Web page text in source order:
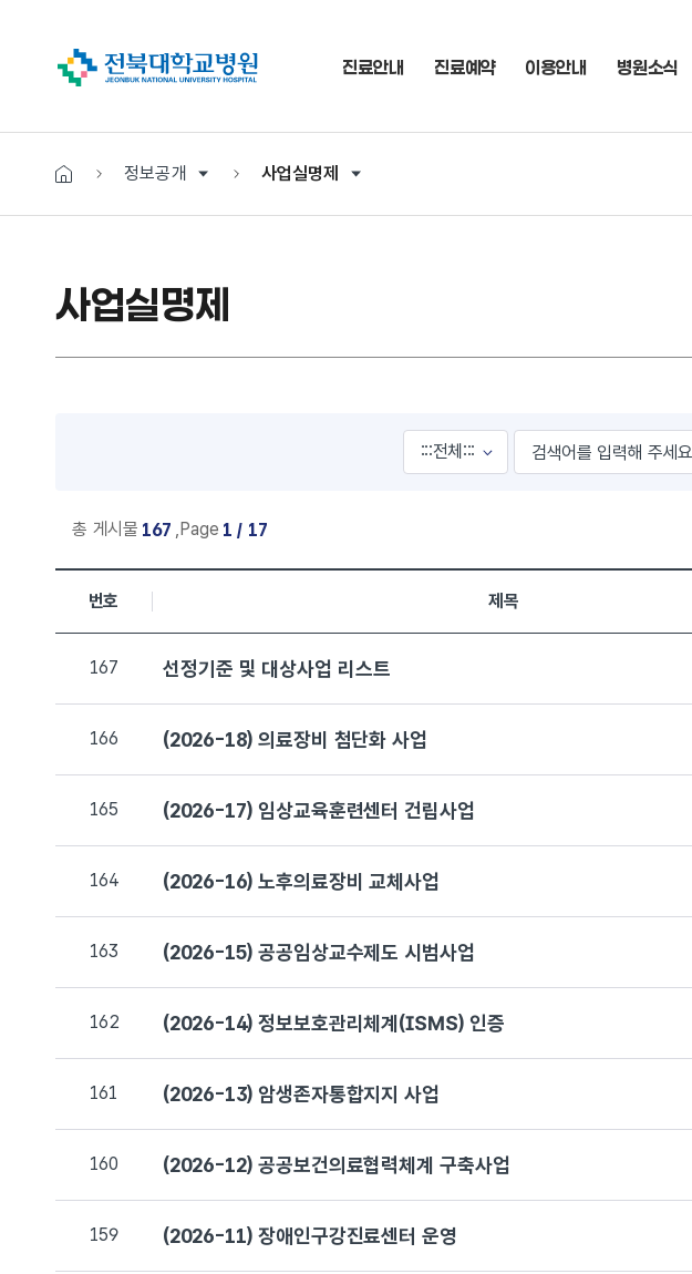
진료안내 진료예약 이용안내 병원소식
정보공개 사업실명제
사업실명제
총 게시물 167 ,Page 1 / 17
사업실명제 목록으로 번호, 제목, 작성자, 조회수,등록일, 첨부파일로 나열 되고 있습니다.
번호 제목
167 선정기준 및 대상사업 리스트
166 (2026-18) 의료장비 첨단화 사업
165 (2026-17) 임상교육훈련센터 건립사업
164 (2026-16) 노후의료장비 교체사업
163 (2026-15) 공공임상교수제도 시범사업
162 (2026-14) 정보보호관리체계(ISMS) 인증
161 (2026-13) 암생존자통합지지 사업
160 (2026-12) 공공보건의료협력체계 구축사업
159 (2026-11) 장애인구강진료센터 운영